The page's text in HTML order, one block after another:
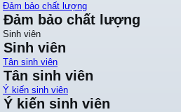
Đảm bảo chất lượng
Đảm bảo chất lượng
Sinh viên
Sinh viên
Tân sinh viên
Tân sinh viên
Ý kiến sinh viên
Ý kiến sinh viên